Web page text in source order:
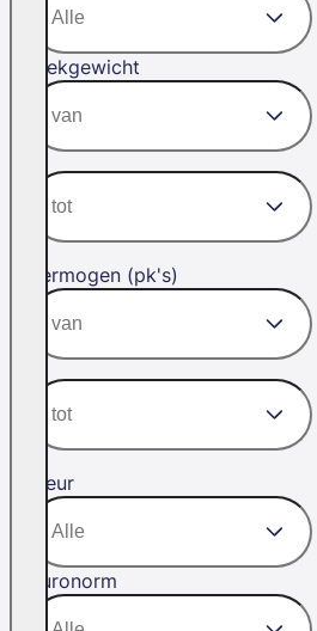
Trekgewicht
Vermogen (pk's)
Kleur
Euronorm